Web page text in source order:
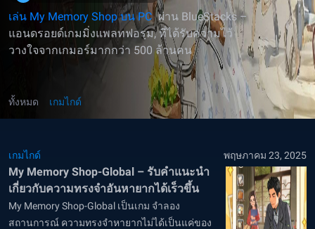
เล่น My Memory Shop บน PC ผ่าน BlueStacks –
แอนดรอยด์เกมมิ่งแพลทฟอรฺม, ที่ได้รับความไว้
วางใจจากเกมอร์มากกว่า 500 ล้านคน
ทั้งหมด เกมไกด์
เกมไกด์ พฤษภาคม 23, 2025
My Memory Shop-Global – รับคำแนะนำ
เกี่ยวกับความทรงจำอันหายากได้เร็วขึ้น
My Memory Shop-Global เป็นเกม จำลอง
สถานการณ์ ความทรงจำหายากไม่ได้เป็นแค่ของ